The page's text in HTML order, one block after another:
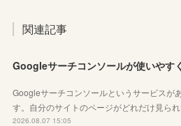
関連記事
Googleサーチコンソールというサービスが
す。自分のサイトのページがどれだけ見ら
2026.08.07 15:05